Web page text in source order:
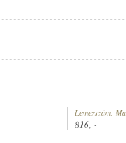
Lemezszám,
816, -